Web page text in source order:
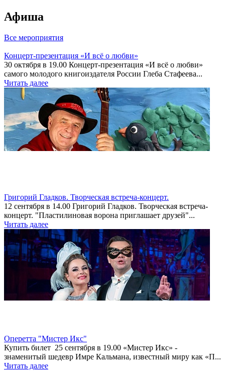
Афиша
Все мероприятия
Концерт-презентация «И всё о любви»
30 октября в 19.00 Концерт-презентация «И всё о любви»
самого молодого книгоиздателя России Глеба Стафеева...
Читать далее
Григорий Гладков. Творческая встреча-концерт.
12 сентября в 14.00 Григорий Гладков. Творческая встреча-
концерт. "Пластилиновая ворона приглашает друзей"...
Читать далее
Оперетта "Мистер Икс"
Купить билет 25 сентября в 19.00 «Мистер Икс» -
знаменитый шедевр Имре Кальмана, известный миру как «П...
Читать далее